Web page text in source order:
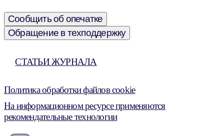
Сообщить об опечатке
Обращение в техподдержку
СТАТЬИ ЖУРНАЛА
Политика обработки файлов cookie
На информационном ресурсе применяются
рекомендательные технологии